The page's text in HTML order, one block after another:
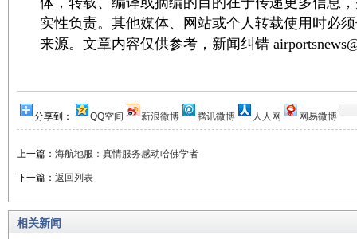
实性负责。其他媒体、网站或个人转载使用时必
来源。文章内容仅供参考，新闻纠错
分享到： QQ空间 新浪微博 腾讯微博 人人网 网易微博
上一篇： 海航地服：真情服务感动哈佛学者
下一篇： 返回列表
相关新闻